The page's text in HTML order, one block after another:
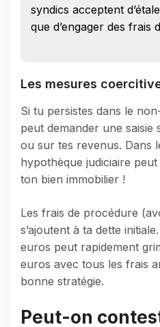
syndics acceptent
que d’engager des frais
Les mesures
Si tu persistes dans le
peut demander une
ou sur tes revenus. Dans
hypothèque judiciaire
ton bien immobilier !
Les frais de procédure
s’ajoutent à ta dette
euros peut rapidement
euros avec tous les frais
bonne stratégie.
Peut-on